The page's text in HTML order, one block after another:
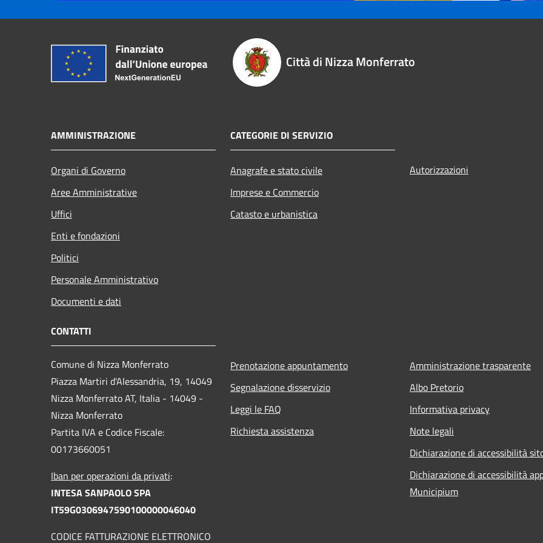
Città di Nizza Monferrato
AMMINISTRAZIONE
Organi di Governo
Aree Amministrative
Uffici
Enti e fondazioni
Politici
Personale Amministrativo
Documenti e dati
CATEGORIE DI SERVIZIO
Anagrafe e stato civile
Imprese e Commercio
Catasto e urbanistica
Autorizzazioni
CONTATTI
Comune di Nizza Monferrato
Piazza Martiri d'Alessandria, 19, 14049
Nizza Monferrato AT, Italia - 14049 -
Nizza Monferrato
Partita IVA e Codice Fiscale:
00173660051
Iban per operazioni da privati:
INTESA SANPAOLO SPA
IT59G0306947590100000046040
CODICE FATTURAZIONE ELETTRONICO
Prenotazione appuntamento
Segnalazione disservizio
Leggi le FAQ
Richiesta assistenza
Amministrazione trasparente
Albo Pretorio
Informativa privacy
Note legali
Dichiarazione di accessibilità
Dichiarazione di accessibilità
Municipium